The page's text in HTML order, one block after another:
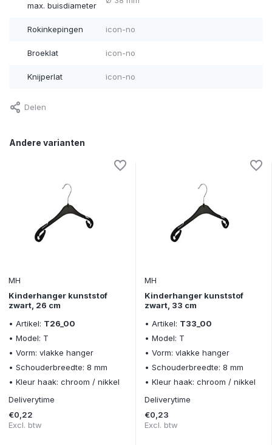
max. buisdiameter
Rokinkepingen icon-no
Broeklat icon-no
Knijperlat icon-no
Delen
Andere varianten
MH
Kinderhanger kunststof
zwart, 26 cm
• Artikel: T26_00
• Model: T
• Vorm: vlakke hanger
• Schouderbreedte: 8 mm
• Kleur haak: chroom / nikkel
Deliverytime
€0,22
Excl. btw
MH
Kinderhanger kunststof
zwart, 33 cm
• Artikel: T33_00
• Model: T
• Vorm: vlakke hanger
• Schouderbreedte: 8 mm
• Kleur haak: chroom / nikkel
Deliverytime
€0,23
Excl. btw